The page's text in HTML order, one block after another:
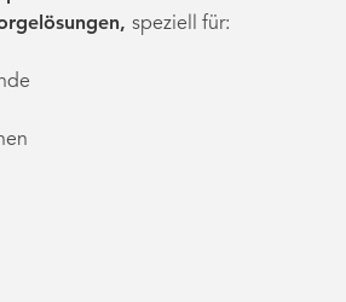
speziell für: